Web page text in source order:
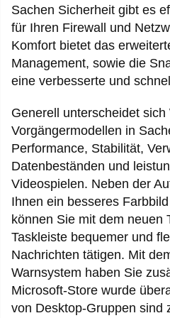
Sachen Sicherheit gibt es
für Ihren Firewall und
Komfort bietet das
Management, sowie die
eine verbesserte und
Generell unterscheidet
Vorgängermodellen in
Performance, Stabilität,
Datenbeständen und
Videospielen. Neben der
Ihnen ein besseres
können Sie mit dem neuen
Taskleiste bequemer und
Nachrichten tätigen. Mit
Warnsystem haben Sie
Microsoft-Store wurde
von Desktop-Gruppen sind